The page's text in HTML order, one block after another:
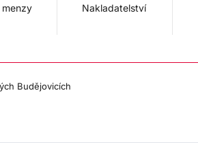
menzy Nakladatelství
Budějovicích